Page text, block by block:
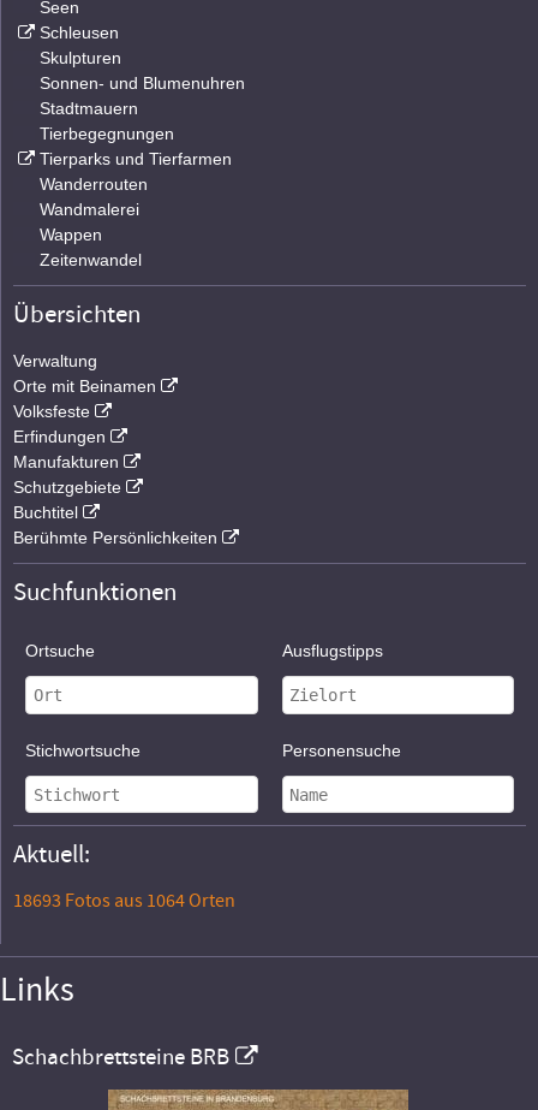
Seen
Schleusen
Skulpturen
Sonnen- und Blumenuhren
Stadtmauern
Tierbegegnungen
Tierparks und Tierfarmen
Wanderrouten
Wandmalerei
Wappen
Zeitenwandel
Übersichten
Verwaltung
Orte mit Beinamen
Volksfeste
Erfindungen
Manufakturen
Schutzgebiete
Buchtitel
Berühmte Persönlichkeiten
Suchfunktionen
Ortsuche Ausflugstipps
Stichwortsuche Personensuche
Aktuell:
18693 Fotos aus 1064 Orten
Links
Schachbrettsteine BRB